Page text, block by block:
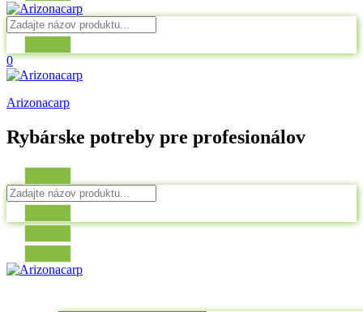
0
Arizonacarp
Rybárske potreby pre profesionálov